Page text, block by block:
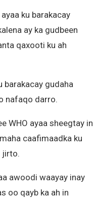
ku barakacay
ay ka gudbeen
qaxooti ku ah
barakacay gudaha
nafaqo darro.
WHO ayaa sheegtay in
caafimaadka ku
jirto.
awoodi waayay inay
oo qayb ka ah in